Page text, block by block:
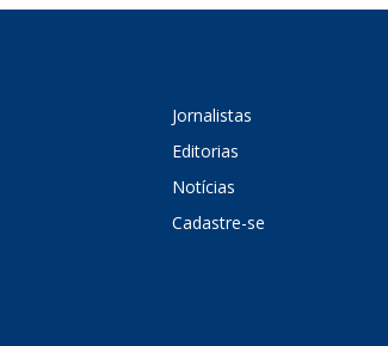
Jornalistas
Editorias
Notícias
Cadastre-se